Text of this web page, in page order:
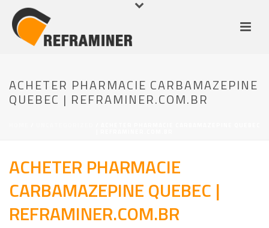
ACHETER PHARMACIE CARBAMAZEPINE
QUEBEC | REFRAMINER.COM.BR
ACHETER PHARMACIE
CARBAMAZEPINE QUEBEC |
REFRAMINER.COM.BR